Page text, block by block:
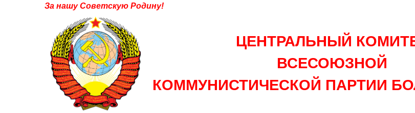
За нашу Советскую Родину!
ЦЕНТРАЛЬНЫЙ
ВСЕСОЮЗНОЙ
КОММУНИСТИЧЕСКОЙ ПАРТИИ